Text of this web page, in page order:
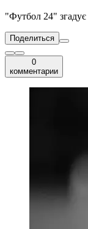
"Футбол 24" згадує
Поделиться
0
комментарии